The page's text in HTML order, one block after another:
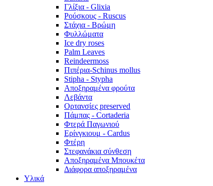
Γλίξια - Glixia
Ρούσκους - Ruscus
Στάχια - Βρώμη
Φυλλώματα
Ice dry roses
Palm Leaves
Reindeermoss
Πιπέρια-Schinus mollus
Stipha - Stypha
Αποξηραμένα φρούτα
Λεβάντα
Ορτανσίες preserved
Πάμπας - Cortaderia
Φτερά Παγωνιού
Ερίνγκιουμ - Cardus
Φτέρη
Στεφανάκια σύνθεση
Αποξηραμένα Μπουκέτα
Διάφορα αποξηραμένα
Υλικά